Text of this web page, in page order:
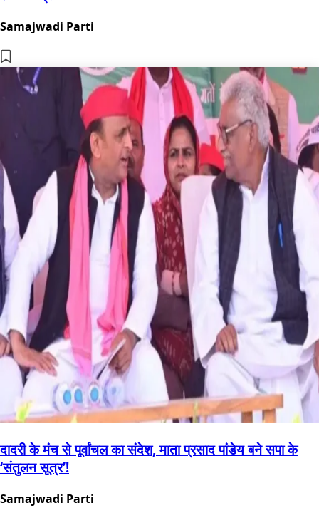
Samajwadi Parti
दादरी के मंच से पूर्वांचल का संदेश, माता प्रसाद पांडेय बने सपा के
‘संतुलन सूत्र’!
Samajwadi Parti